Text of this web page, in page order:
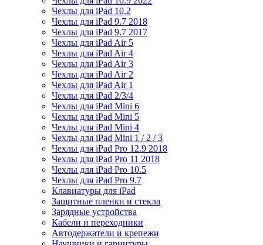
Чехлы для iPad 10.2
Чехлы для iPad 9.7 2018
Чехлы для iPad 9.7 2017
Чехлы для iPad Air 5
Чехлы для iPad Air 4
Чехлы для iPad Air 3
Чехлы для iPad Air 2
Чехлы для iPad Air 1
Чехлы для iPad 2/3/4
Чехлы для iPad Mini 6
Чехлы для iPad Mini 5
Чехлы для iPad Mini 4
Чехлы для iPad Mini 1 / 2 / 3
Чехлы для iPad Pro 12.9 2018
Чехлы для iPad Pro 11 2018
Чехлы для iPad Pro 10.5
Чехлы для iPad Pro 9.7
Клавиатуры для iPad
Защитные пленки и стекла
Зарядные устройства
Кабели и переходники
Автодержатели и крепежи